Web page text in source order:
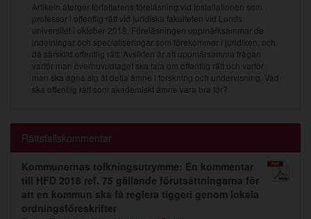
Artikeln återger författarens föreläsning vid installationen som
professor i offentlig rätt vid juridiska fakulteten vid Lunds
universitet i oktober 2018. Föreläsningen uppmärksammar de
indelningar och specialiseringar som förekommer i juridiken, och
då särskild offentlig rätt. Avsikten är att uppmärsamma frågan
varför man överhuvudtaget ska tala om offentlig rätt och varför
man ska ägna sig åt detta ämne i forskning och undervisning. Vad
ska offentlig rätt som akademiskt ämne vara bra för?
Rättsfallskommentar
Kommunernas tolkningsutrymme: En kommentar
till HFD 2018 ref. 75 gällande förutsättningarna för
att en kommun ska få reglera tiggeri genom lokala
ordningsföreskrifter